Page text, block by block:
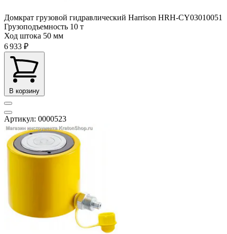
Домкрат грузовой гидравлический Harrison HRH-CY03010051
Грузоподъемность 10 т
Ход штока 50 мм
6 933 ₽
В корзину
Артикул: 0000523